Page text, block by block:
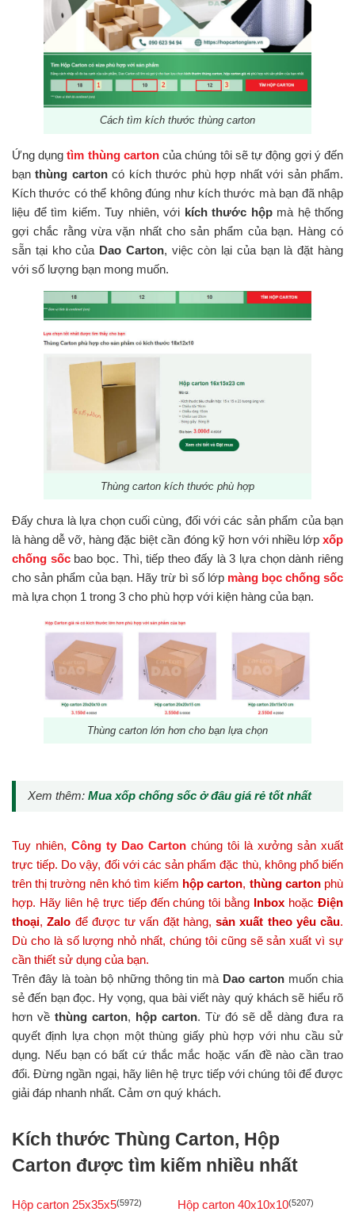
Cách tìm kích thước thùng carton
Ứng dụngtìm thùng cartoncủa chúng tôi sẽ tự động gợi ý đến
bạnthùng cartoncó kích thước phù hợp nhất với sản phẩm.
Kích thước có thể không đúng như kích thước mà bạn đã nhập
liệu để tìm kiếm. Tuy nhiên, với kích thước hộpmà hệ thống
gợi chắc rằng vừa vặn nhất cho sản phẩm của bạn. Hàng có
sẵn tại kho của Dao Carton, việc còn lại của bạn là đặt hàng
với số lượng bạn mong muốn.
Thùng carton kích thước phù hợp
Đấy chưa là lựa chọn cuối cùng, đối với các sản phẩm của bạn
là hàng dễ vỡ, hàng đặc biệt cần đóng kỹ hơn với nhiều lớp xốp
chống sốcbao bọc. Thì, tiếp theo đấy là 3 lựa chọn dành riêng
cho sản phẩm của bạn. Hãy trừ bì số lớp màng bọc chống sốc
mà lựa chọn 1 trong 3 cho phù hợp với kiện hàng của bạn.
Thùng carton lớn hơn cho bạn lựa chọn
Xem thêm: Mua xốp chống sốc ở đâu giá rẻ tốt nhất
Tuy nhiên, Công ty Dao Carton chúng tôi là xưởng sản xuất
trực tiếp. Do vậy, đối với các sản phẩm đặc thù, không phổ biến
trên thị trường nên khó tìm kiếm hộp carton, thùng cartonphù
hợp. Hãy liên hệ trực tiếp đến chúng tôi bằng Inbox hoặcĐiện
thoại,Zalo để được tư vấn đặt hàng, sản xuất theo yêu cầu.
Dù cho là số lượng nhỏ nhất, chúng tôi cũng sẽ sản xuất vì sự
cần thiết sử dụng của bạn.
Trên đây là toàn bộ những thông tin mà Dao carton muốn chia
sẻ đến bạn đọc. Hy vọng, qua bài viết này quý khách sẽ hiểu rõ
hơn về thùng carton, hộp carton. Từ đó sẽ dễ dàng đưa ra
quyết định lựa chọn một thùng giấy phù hợp với nhu cầu sử
dụng. Nếu bạn có bất cứ thắc mắc hoặc vấn đề nào cần trao
đổi. Đừng ngần ngại, hãy liên hệ trực tiếp với chúng tôi để được
giải đáp nhanh nhất. Cảm ơn quý khách.
Kích thước Thùng Carton, Hộp
Carton được tìm kiếm nhiều nhất
Hộp carton 25x35x5(5972) Hộp carton 40x10x10(5207)